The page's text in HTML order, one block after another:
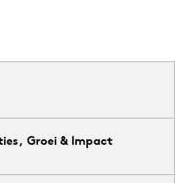
Groei & Impact